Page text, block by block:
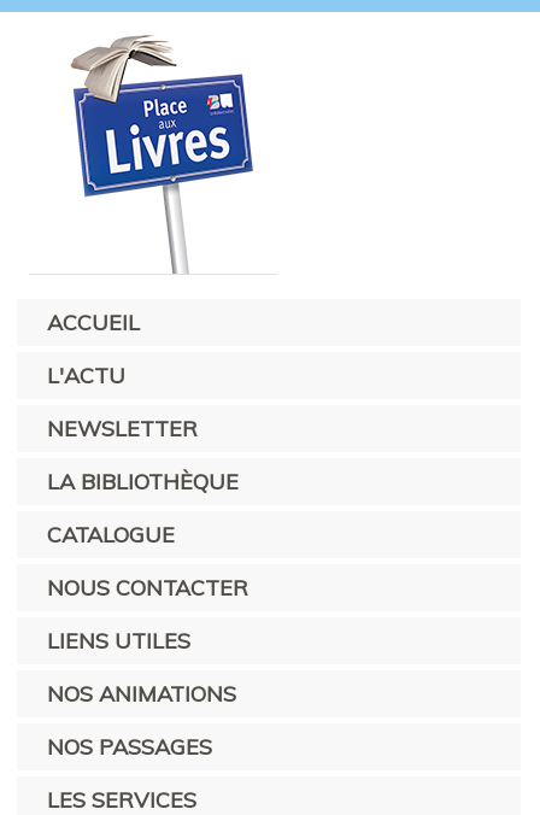
ACCUEIL
L'ACTU
NEWSLETTER
LA BIBLIOTHÈQUE
CATALOGUE
NOUS CONTACTER
LIENS UTILES
NOS ANIMATIONS
NOS PASSAGES
LES SERVICES